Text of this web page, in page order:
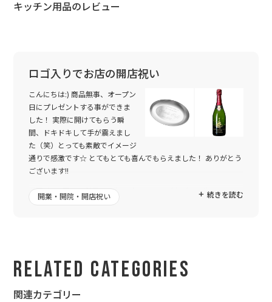
キッチン用品のレビュー
ロゴ入りでお店の開店祝い
こんにちは:) 商品無事、オープン
日にプレゼントする事ができま
した！ 実際に開けてもらう瞬
間、ドキドキして手が震えまし
た（笑）とっても素敵でイメージ
通りで感激です☆ とてもとても喜んでもらえました！ ありがとう
ございます!!
今回は、4回目の利用でした。 今まではロゴなどを、作ってもら
う事なく、発注画面からスムーズに注文をし、メールが来て商品
メールではなく、ラインでのやり取りができるなんて！素晴らし
いですね☆ 何度も何度もワガママを聞いて頂き、迅速に対応して
頂き、本当に素敵なデザインに仕上がりました☆
続きを読む
開業・開院・開店祝い
Related Categories
関連カテゴリー